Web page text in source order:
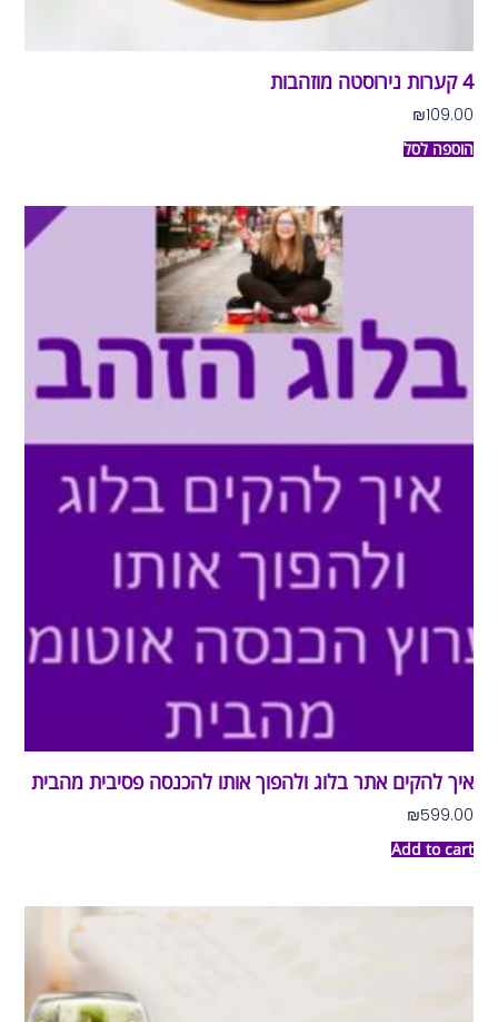
4 קערות נירוסטה מוזהבות
₪109.00
הוספה לסל
איך להקים אתר בלוג ולהפוך אותו להכנסה פסיבית מהבית
₪599.00
Add to cart